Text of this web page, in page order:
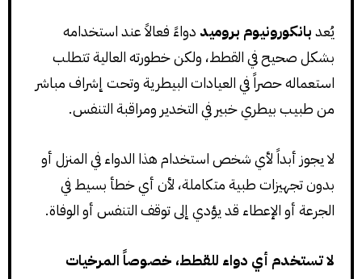
يُعدبانكورونيوم بروميد دواءً فعالاً عند استخدامه
بشكل صحيح في القطط، ولكن خطورته العالية تتطلب
استعماله حصراً في العيادات البيطرية وتحت إشراف مباشر
من طبيب بيطري خبير في التخدير ومراقبة التنفس.
لا يجوز أبداً لأي شخص استخدام هذا الدواء في المنزل أو
بدون تجهيزات طبية متكاملة، لأن أي خطأ بسيط في
الجرعة أو الإعطاء قد يؤدي إلى توقف التنفس أو الوفاة.
لا تستخدم أي دواء للقطط، خصوصاً المرخيات